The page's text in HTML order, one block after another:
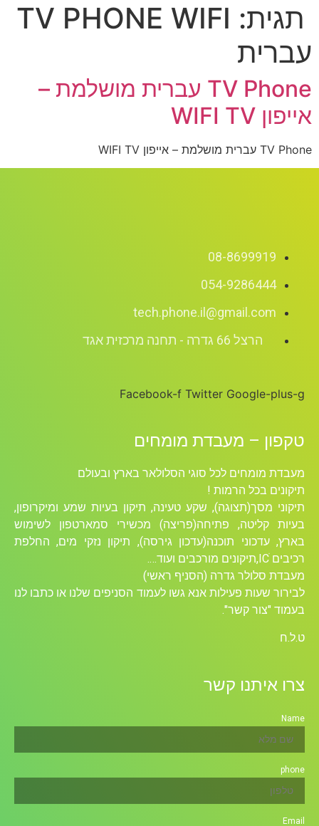
תגית: TV PHONE WIFI
עברית
TV Phone עברית מושלמת –
אייפון WIFI TV
TV Phone עברית מושלמת – אייפון WIFI TV
08-8699919
054-9286444
tech.phone.il@gmail.com
הרצל 66 גדרה - תחנה מרכזית אגד
Facebook-f Twitter Google-plus-g
טקפון – מעבדת מומחים
מעבדת מומחים לכל סוגי הסלולאר בארץ ובעולם
תיקונים בכל הרמות !
תיקוני מסך(תצוגה), שקע טעינה, תיקון בעיות שמע ומיקרופון,
בעיות קליטה, פתיחה(פריצה) מכשירי סמארטפון לשימוש
בארץ, עדכוני תוכנה(עדכון גירסה), תיקון נזקי מים, החלפת
רכיבים ICׁ,תיקונים מורכבים ועוד….
מעבדת סלולר גדרה (הסניף ראשי)
לבירור שעות פעילות אנא גשו לעמוד הסניפים שלנו או כתבו לנו
בעמוד "צור קשר".
ט.ל.ח
צרו איתנו קשר
Name
phone
Email